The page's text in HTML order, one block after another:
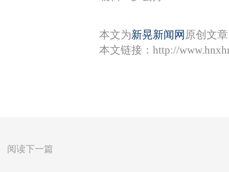
本文为新晃新闻网 原创文
本文链接： http://
阅读下一篇